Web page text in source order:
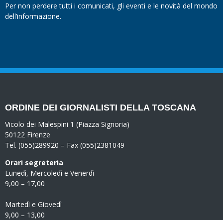
Per non perdere tutti i comunicati, gli eventi e le novità del mondo
dell’informazione.
ORDINE DEI GIORNALISTI DELLA TOSCANA
Vicolo dei Malespini 1 (Piazza Signoria)
50122 Firenze
Tel. (055)289920 – Fax (055)2381049
Orari segreteria
Lunedì, Mercoledì e Venerdì
9,00 – 17,00
Martedì e Giovedì
9,00 – 13,00